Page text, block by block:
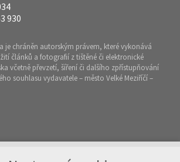
930
je chráněn autorským právem, které vykonává
článků a fotografií z tištěné či elektronické
včetně převzetí, šíření či dalšího zpřístupňování
souhlasu vydavatele – město Velké Meziříčí –